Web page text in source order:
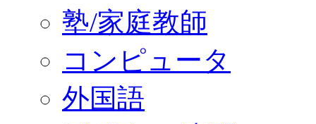
塾/家庭教師
コンピュータ
外国語